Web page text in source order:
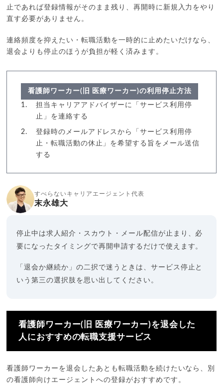
止であれば登録情報がそのまま残り、再開時に新規入力をやり
直す必要がありません。
連絡頻度を抑えたい・転職活動を一時的に止めたいだけなら、
退会よりも停止のほうが負担が軽く済みます。
看護師ワーカー(旧 医療ワーカー)の利用停止方法
担当キャリアアドバイザーに「サービス利用停
止」を連絡する
登録時のメールアドレスから「サービス利用停
止・転職活動の休止」を希望する旨をメール送信
する
すべらないキャリアエージェント代表
末永雄大
停止中は求人紹介・スカウト・メール配信が止まり、必
要になったタイミングで再開申請するだけで使えます。
「退会か継続か」の二択で迷うときは、サービス停止と
いう第三の選択肢を思い出してください。
看護師ワーカー(旧 医療ワーカー)を退会した
人におすすめの転職支援サービス
看護師ワーカーを退会したあとも転職活動を続けたいなら、別
の看護師向けエージェントへの登録がおすすめです。